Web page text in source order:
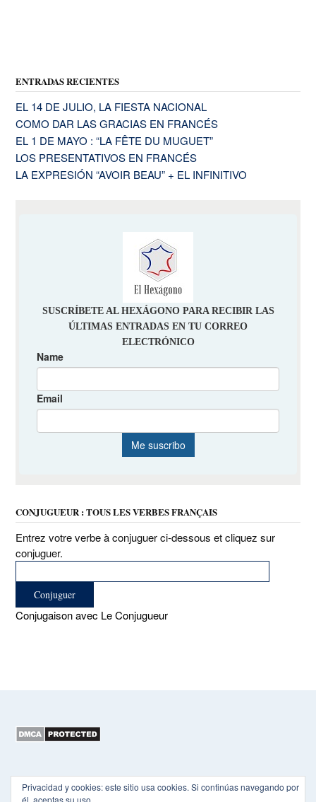
ENTRADAS RECIENTES
EL 14 DE JULIO, LA FIESTA NACIONAL
COMO DAR LAS GRACIAS EN FRANCÉS
EL 1 DE MAYO : “LA FÊTE DU MUGUET”
LOS PRESENTATIVOS EN FRANCÉS
LA EXPRESIÓN “AVOIR BEAU” + EL INFINITIVO
CONJUGUEUR : TOUS LES VERBES FRANÇAIS
Entrez votre verbe à conjuguer ci-dessous et cliquez sur
conjuguer.
Conjugaison avec Le Conjugueur
Privacidad y cookies: este sitio usa cookies. Si continúas navegando por
él, aceptas su uso.
Copyright 2015-2026 EL HEXÁGONO